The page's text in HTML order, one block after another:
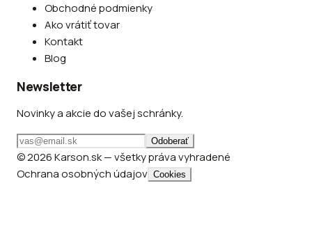
Obchodné podmienky
Ako vrátiť tovar
Kontakt
Blog
Newsletter
Novinky a akcie do vašej schránky.
Odoberať
© 2026 Karson.sk — všetky práva vyhradené
Ochrana osobných údajov Cookies